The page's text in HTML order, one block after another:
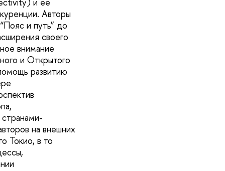
Авторы
и путь” до
своего
внимание
и Открытого
развитию
странами-
на внешних
Токио, в то